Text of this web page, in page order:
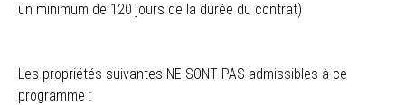
un minimum de 120 jours de la durée du contrat)
Les propriétés suivantes NE SONT PAS admissibles à ce
programme :